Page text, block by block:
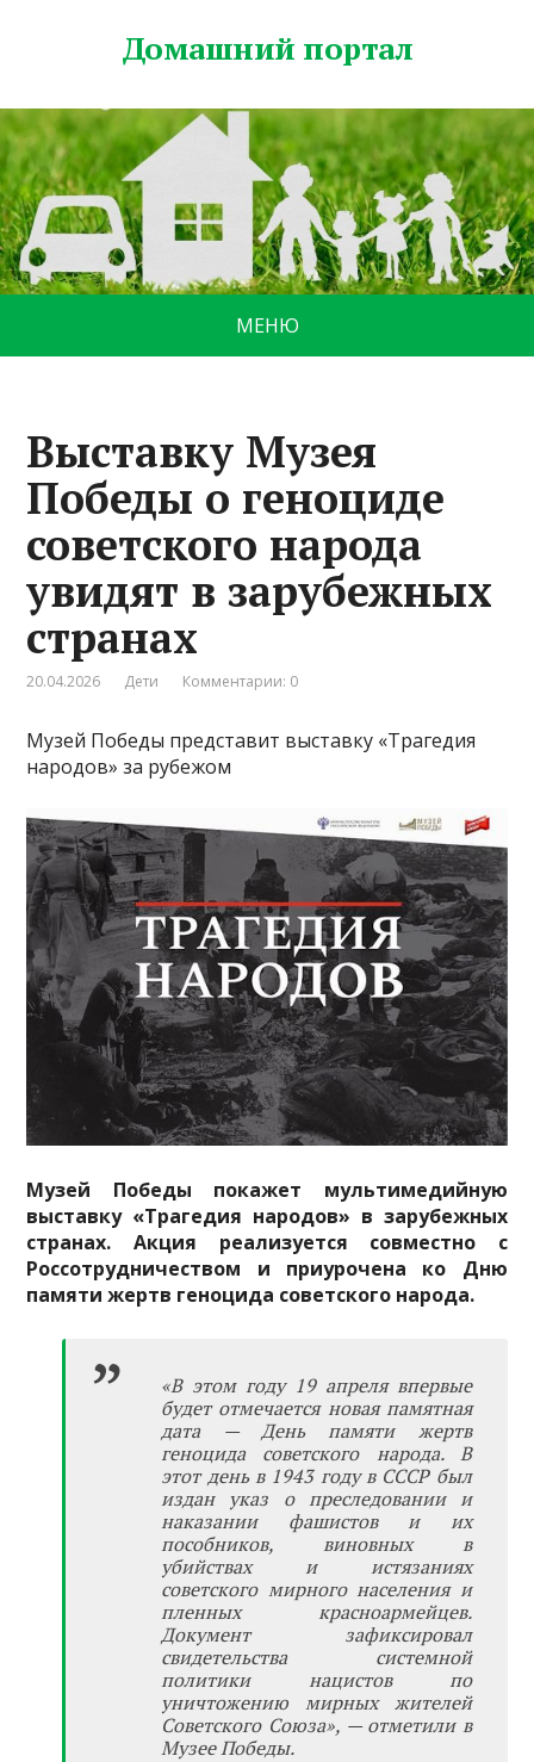
Домашний портал
МЕНЮ
Выставку Музея
Победы о геноциде
советского народа
увидят в зарубежных
странах
20.04.2026 Дети Комментарии: 0
Музей Победы представит выставку «Трагедия
народов» за рубежом
Музей Победы покажет мультимедийную
выставку «Трагедия народов» в зарубежных
странах. Акция реализуется совместно с
Россотрудничеством и приурочена ко Дню
памяти жертв геноцида советского народа.
«В этом году 19 апреля впервые
будет отмечается новая памятная
дата — День памяти жертв
геноцида советского народа. В
этот день в 1943 году в СССР был
издан указ о преследовании и
наказании фашистов и их
пособников, виновных в
убийствах и истязаниях
советского мирного населения и
пленных красноармейцев.
Документ зафиксировал
свидетельства системной
политики нацистов по
уничтожению мирных жителей
Советского Союза», — отметили в
Музее Победы.